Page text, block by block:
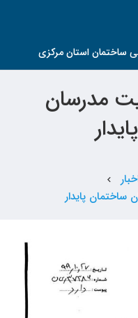
ساختمان استان مرکزی
مدرسان
chevron_left
ساختمان پایدار